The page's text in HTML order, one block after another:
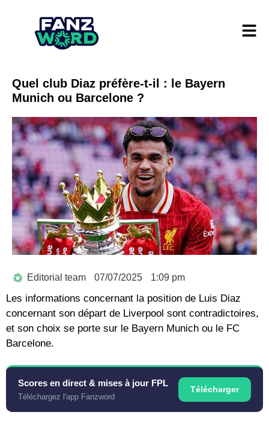
Quel club Diaz préfère-t-il : le Bayern
Munich ou Barcelone ?
Editorial team 07/07/2025 1:09 pm
Les informations concernant la position de Luis Diaz
concernant son départ de Liverpool sont contradictoires,
et son choix se porte sur le Bayern Munich ou le FC
Barcelone.
Scores en direct & mises à jour FPL
Téléchargez l'app Fanzword
Télécharger